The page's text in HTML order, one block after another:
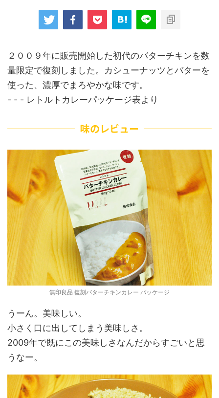
２００９年に販売開始した初代のバターチキンを数
量限定で復刻しました。カシューナッツとバターを
使った、濃厚でまろやかな味です。
- - - レトルトカレーパッケージ表より
味のレビュー
無印良品 復刻バターチキンカレー パッケージ
うーん。美味しい。
小さく口に出してしまう美味しさ。
2009年で既にこの美味しさなんだからすごいと思
うなー。